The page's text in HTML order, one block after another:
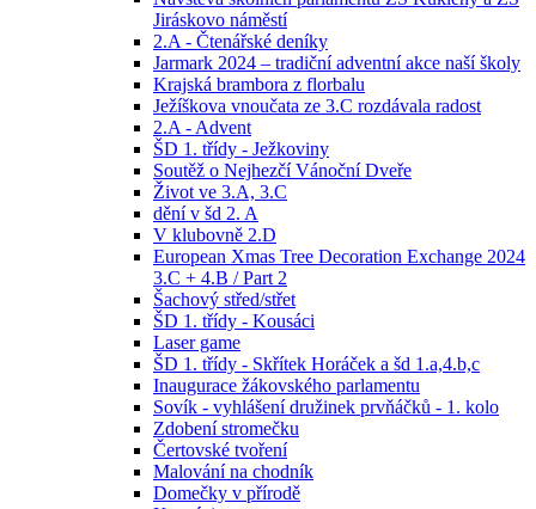
Jiráskovo náměstí
2.A - Čtenářské deníky
Jarmark 2024 – tradiční adventní akce naší školy
Krajská brambora z florbalu
Ježíškova vnoučata ze 3.C rozdávala radost
2.A - Advent
ŠD 1. třídy - Ježkoviny
Soutěž o Nejhezčí Vánoční Dveře
Život ve 3.A, 3.C
dění v šd 2. A
V klubovně 2.D
European Xmas Tree Decoration Exchange 2024
3.C + 4.B / Part 2
Šachový střed/střet
ŠD 1. třídy - Kousáci
Laser game
ŠD 1. třídy - Skřítek Horáček a šd 1.a,4.b,c
Inaugurace žákovského parlamentu
Sovík - vyhlášení družinek prvňáčků - 1. kolo
Zdobení stromečku
Čertovské tvoření
Malování na chodník
Domečky v přírodě